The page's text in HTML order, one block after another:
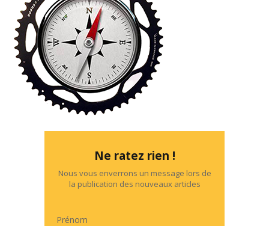
Ne ratez rien !
Nous vous enverrons un message lors de
la publication des nouveaux articles
Prénom